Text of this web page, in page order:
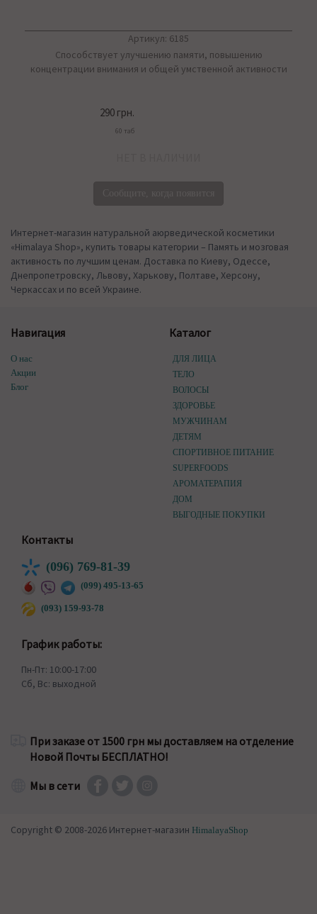
Артикул: 6185
Способствует улучшению памяти, повышению
концентрации внимания и общей умственной активности
290 грн.
60 таб
Интернет-магазин натуральной аюрведической косметики
«Himalaya Shop», купить товары категории – Память и мозговая
активность по лучшим ценам. Доставка по Киеву, Одессе,
Днепропетровску, Львову, Харькову, Полтаве, Херсону,
Черкассах и по всей Украине.
Навигация
О нас
Акции
Блог
Каталог
ДЛЯ ЛИЦА
ТЕЛО
ВОЛОСЫ
ЗДОРОВЬЕ
МУЖЧИНАМ
ДЕТЯМ
СПОРТИВНОЕ ПИТАНИЕ
SUPERFOODS
АРОМАТЕРАПИЯ
ДОМ
ВЫГОДНЫЕ ПОКУПКИ
Контакты
(096) 769-81-39
(099) 495-13-65
(093) 159-93-78
График работы:
Пн-Пт: 10:00-17:00
Сб, Вс: выходной
При заказе от 1500 грн мы доставляем на отделение
Новой Почты БЕСПЛАТНО!
Мы в сети
Copyright © 2008-2026 Интернет-магазин HimalayaShop